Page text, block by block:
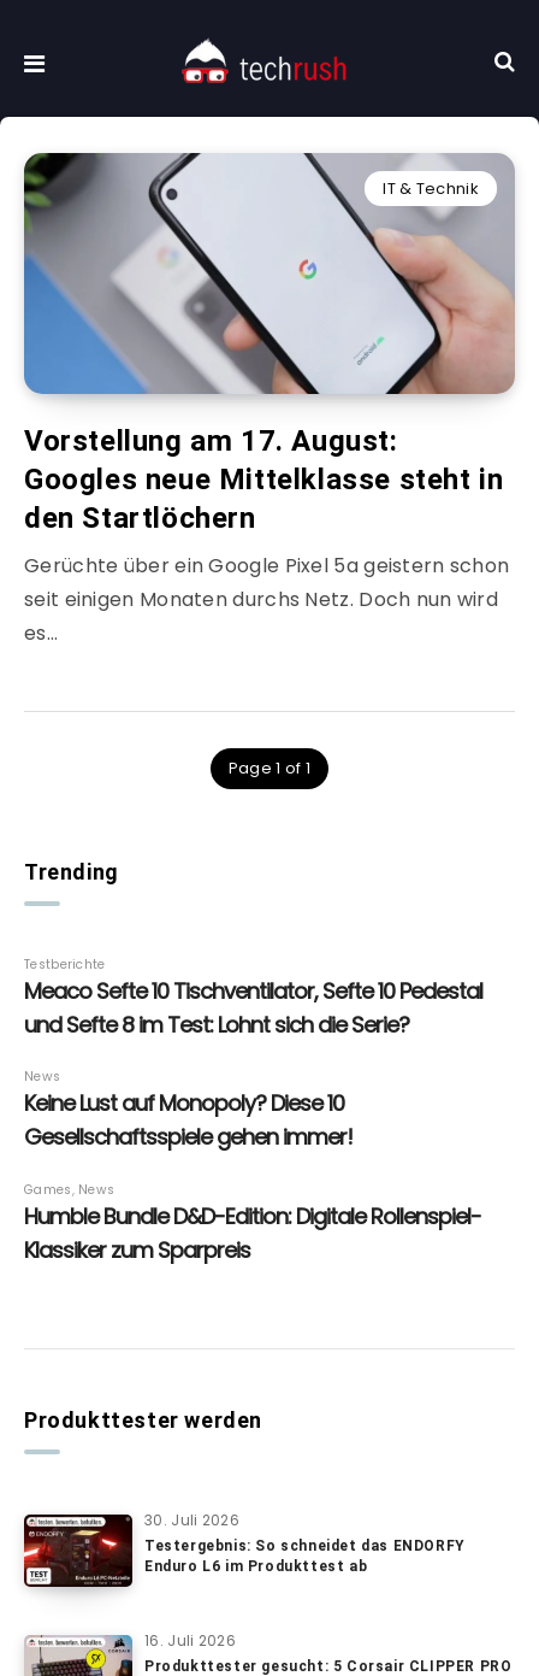
IT & Technik
Vorstellung am 17. August:
Googles neue Mittelklasse steht in
den Startlöchern
Gerüchte über ein Google Pixel 5a geistern schon
seit einigen Monaten durchs Netz. Doch nun wird
es…
Page 1 of 1
Trending
Produkttester werden
30. Juli 2026
Testergebnis: So schneidet das ENDORFY
Enduro L6 im Produkttest ab
16. Juli 2026
Produkttester gesucht: 5 Corsair CLIPPER PRO